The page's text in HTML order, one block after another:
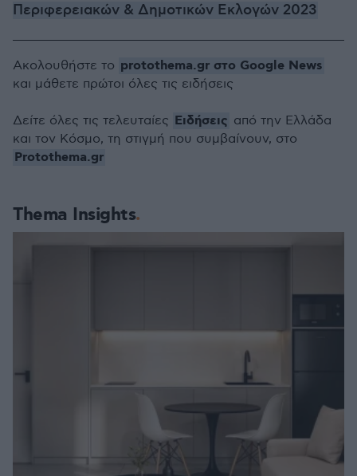
Περιφερειακών & Δημοτικών Εκλογών 2023
Thema Insights
Ακολουθήστε το protothema.gr στο Google News
και μάθετε πρώτοι όλες τις ειδήσεις
Δείτε όλες τις τελευταίες Ειδήσεις από την Ελλάδα
και τον Κόσμο, τη στιγμή που συμβαίνουν, στο
Protothema.gr